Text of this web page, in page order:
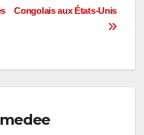
Congolais aux États-Unis